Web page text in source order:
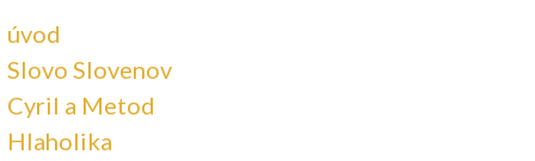
A
Ť
:
úvod
Slovo Slovenov
Cyril a Metod
Hlaholika